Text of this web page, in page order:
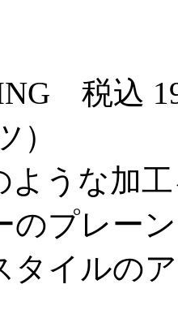
税込
）
ような加
のプレー
タイルの